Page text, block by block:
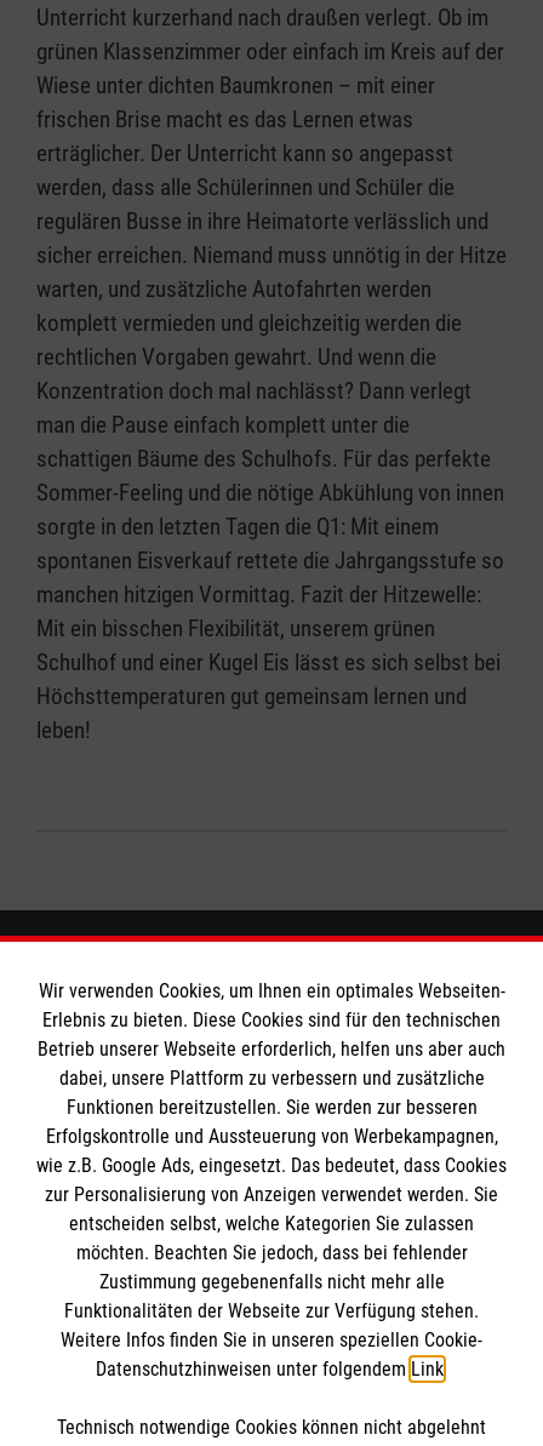
Unterricht kurzerhand nach draußen verlegt. Ob im
grünen Klassenzimmer oder einfach im Kreis auf der
Wiese unter dichten Baumkronen – mit einer
frischen Brise macht es das Lernen etwas
erträglicher. Der Unterricht kann so angepasst
werden, dass alle Schülerinnen und Schüler die
regulären Busse in ihre Heimatorte verlässlich und
sicher erreichen. Niemand muss unnötig in der Hitze
warten, und zusätzliche Autofahrten werden
komplett vermieden und gleichzeitig werden die
rechtlichen Vorgaben gewahrt. Und wenn die
Konzentration doch mal nachlässt? Dann verlegt
man die Pause einfach komplett unter die
schattigen Bäume des Schulhofs. Für das perfekte
Sommer-Feeling und die nötige Abkühlung von innen
sorgte in den letzten Tagen die Q1: Mit einem
spontanen Eisverkauf rettete die Jahrgangsstufe so
manchen hitzigen Vormittag. Fazit der Hitzewelle:
Mit ein bisschen Flexibilität, unserem grünen
Schulhof und einer Kugel Eis lässt es sich selbst bei
Höchsttemperaturen gut gemeinsam lernen und
leben!
Das Liebfrauengymnasium
Downloads
Ansprechpartner
Soziale Netzwerke
Soziale Netzwerke
Informationen
Kontakt
Impressum
Compliance
Malteser
Wir verwenden Cookies, um Ihnen ein optimales Webseiten-
Erlebnis zu bieten. Diese Cookies sind für den technischen
Betrieb unserer Webseite erforderlich, helfen uns aber auch
dabei, unsere Plattform zu verbessern und zusätzliche
Funktionen bereitzustellen. Sie werden zur besseren
Erfolgskontrolle und Aussteuerung von Werbekampagnen,
wie z.B. Google Ads, eingesetzt. Das bedeutet, dass Cookies
zur Personalisierung von Anzeigen verwendet werden. Sie
entscheiden selbst, welche Kategorien Sie zulassen
möchten. Beachten Sie jedoch, dass bei fehlender
Zustimmung gegebenenfalls nicht mehr alle
Funktionalitäten der Webseite zur Verfügung stehen.
Weitere Infos finden Sie in unseren speziellen Cookie-
Datenschutzhinweisen unter folgendem Link.
Technisch notwendige Cookies können nicht abgelehnt